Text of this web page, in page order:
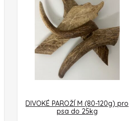
DIVOKÉ PAROŽÍ M (80-120g) pro
psa do 25kg